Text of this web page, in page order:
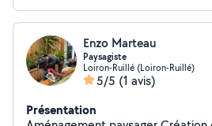
Enzo Marteau
Paysagiste
Loiron-Ruillé (Loiron-Ruillé)
5/5 (1 avis)
Présentation